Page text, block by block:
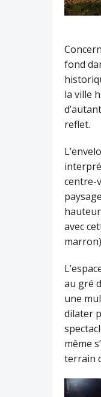
fond
la ville
reflet.
centre-
avec
au gré
une
dilater
même
terrain